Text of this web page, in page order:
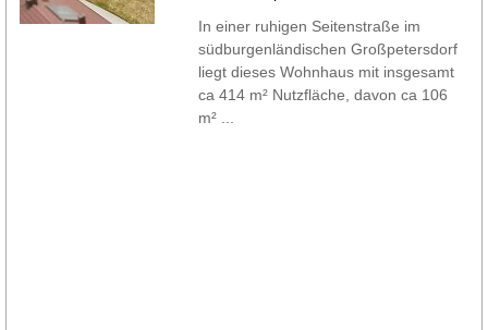
In einer ruhigen Seitenstraße im
südburgenländischen Großpetersdorf
liegt dieses Wohnhaus mit insgesamt
ca 414 m² Nutzfläche, davon ca 106
m² ...